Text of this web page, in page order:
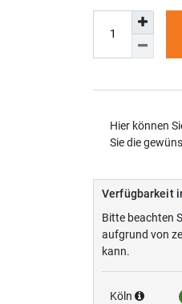
Hier können
Sie die
Verfügbarkeit
Bitte beachten
aufgrund von
kann.
Köln